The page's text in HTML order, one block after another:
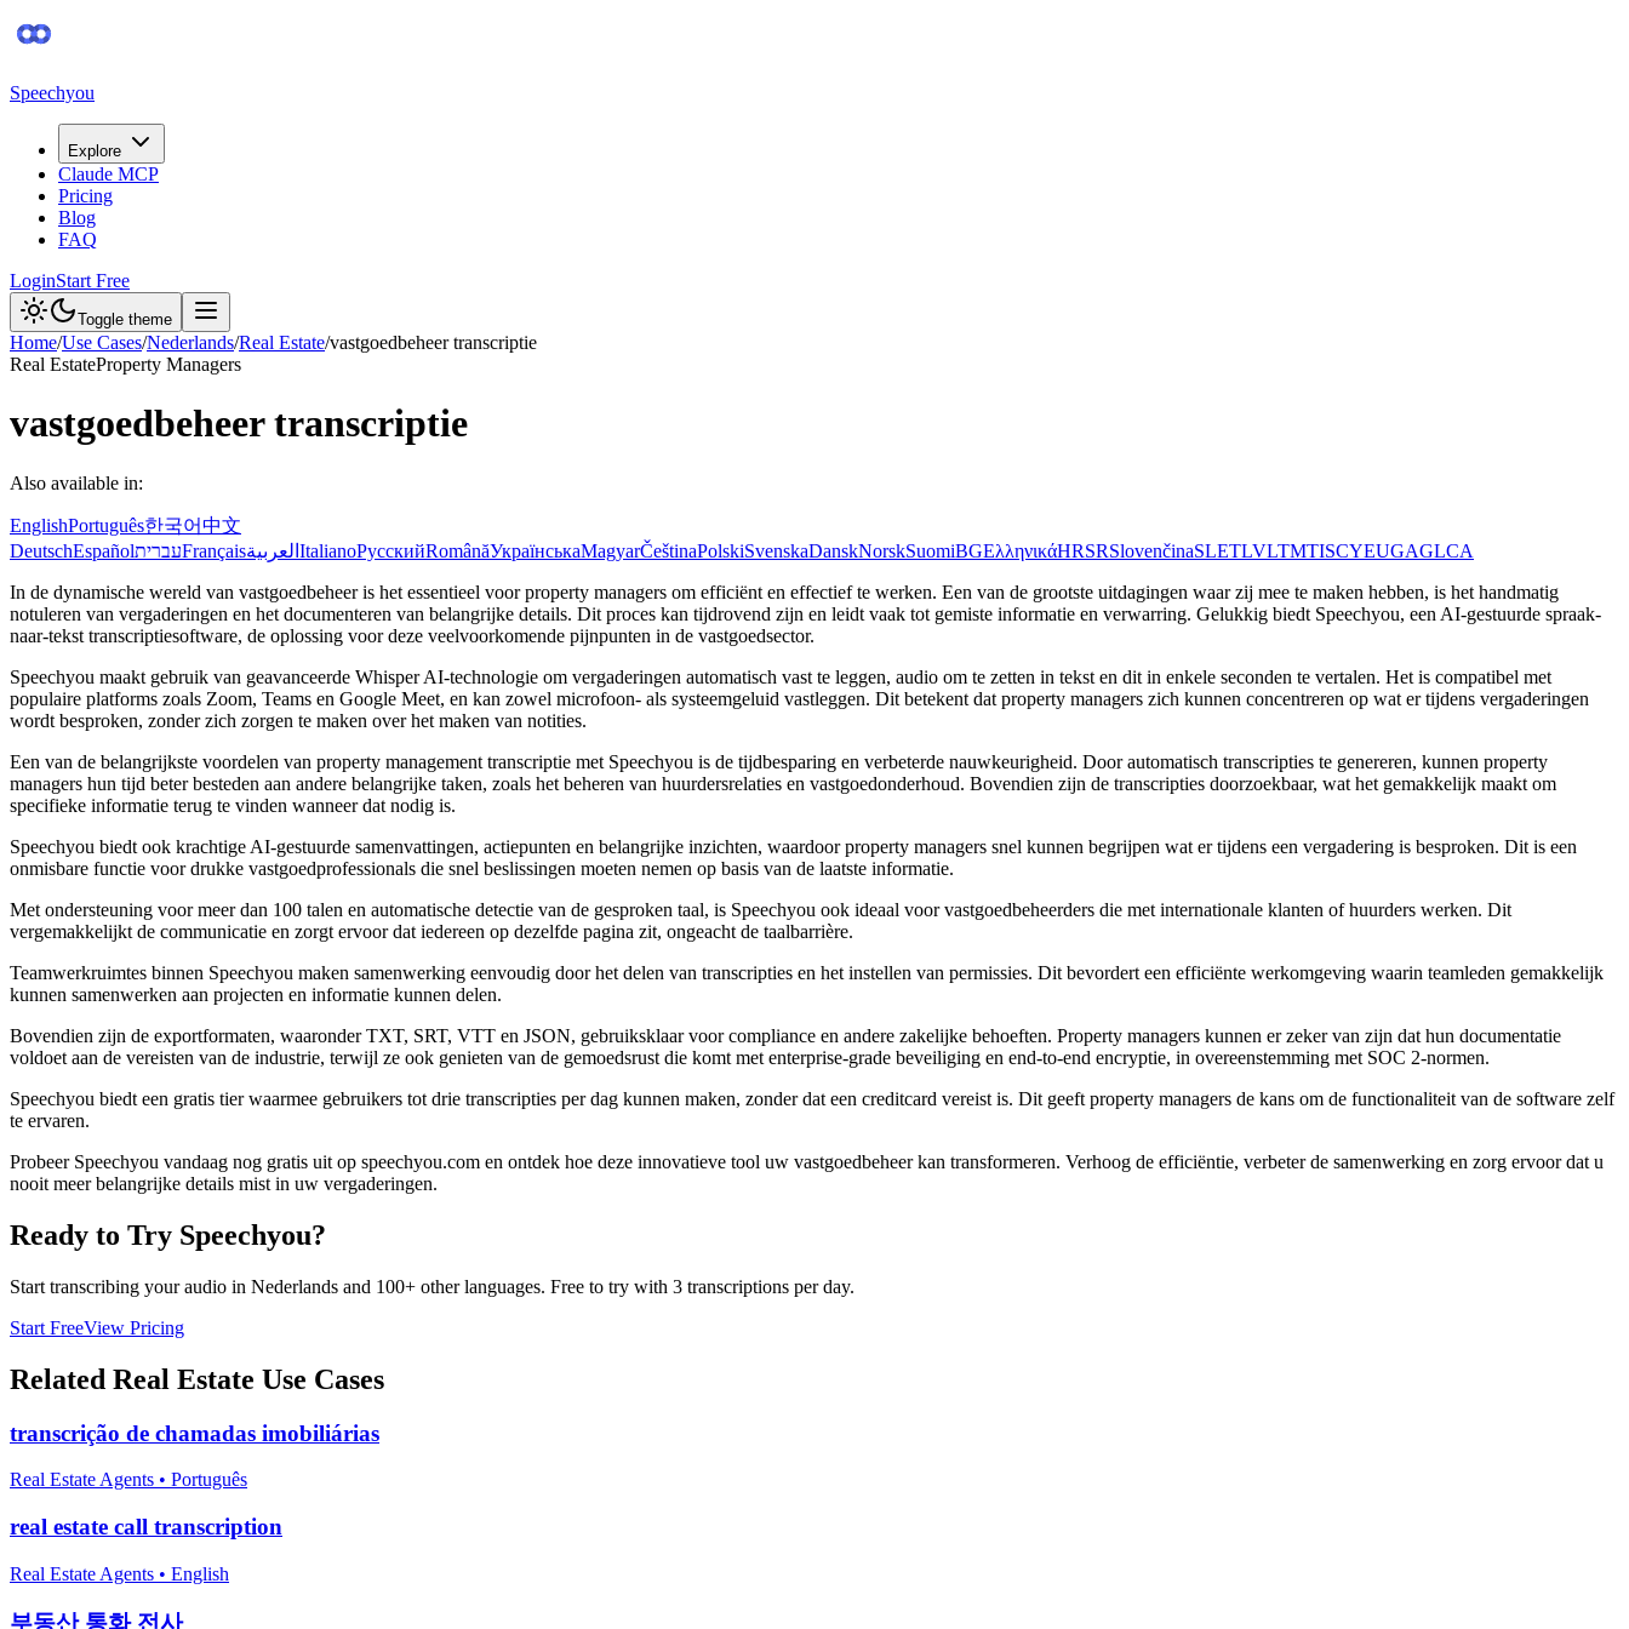
Speechyou
Explore
Claude MCP
Pricing
Blog
FAQ
LoginStart Free
Toggle theme
Home/Use Cases/Nederlands/Real Estate/vastgoedbeheer transcriptie
Real EstateProperty Managers
vastgoedbeheer transcriptie
Also available in:
EnglishPortuguês한국어中文
DeutschEspañolעבריתFrançaisالعربية ItalianoРусскийRomânăУкраїнськаMagyarČeštinaPolskiSvenskaDanskNorskSuomiBGΕλληνικάHRSRSlovenčinaSLETLVLTMTISCYEUGAGLCA
In de dynamische wereld van vastgoedbeheer is het essentieel voor property managers om efficiënt en effectief te werken. Een van de grootste uitdagingen waar zij mee te maken hebben, is het handmatig
notuleren van vergaderingen en het documenteren van belangrijke details. Dit proces kan tijdrovend zijn en leidt vaak tot gemiste informatie en verwarring. Gelukkig biedt Speechyou, een AI-gestuurde spraak-
naar-tekst transcriptiesoftware, de oplossing voor deze veelvoorkomende pijnpunten in de vastgoedsector.
Speechyou maakt gebruik van geavanceerde Whisper AI-technologie om vergaderingen automatisch vast te leggen, audio om te zetten in tekst en dit in enkele seconden te vertalen. Het is compatibel met
populaire platforms zoals Zoom, Teams en Google Meet, en kan zowel microfoon- als systeemgeluid vastleggen. Dit betekent dat property managers zich kunnen concentreren op wat er tijdens vergaderingen
wordt besproken, zonder zich zorgen te maken over het maken van notities.
Een van de belangrijkste voordelen van property management transcriptie met Speechyou is de tijdbesparing en verbeterde nauwkeurigheid. Door automatisch transcripties te genereren, kunnen property
managers hun tijd beter besteden aan andere belangrijke taken, zoals het beheren van huurdersrelaties en vastgoedonderhoud. Bovendien zijn de transcripties doorzoekbaar, wat het gemakkelijk maakt om
specifieke informatie terug te vinden wanneer dat nodig is.
Speechyou biedt ook krachtige AI-gestuurde samenvattingen, actiepunten en belangrijke inzichten, waardoor property managers snel kunnen begrijpen wat er tijdens een vergadering is besproken. Dit is een
onmisbare functie voor drukke vastgoedprofessionals die snel beslissingen moeten nemen op basis van de laatste informatie.
Met ondersteuning voor meer dan 100 talen en automatische detectie van de gesproken taal, is Speechyou ook ideaal voor vastgoedbeheerders die met internationale klanten of huurders werken. Dit
vergemakkelijkt de communicatie en zorgt ervoor dat iedereen op dezelfde pagina zit, ongeacht de taalbarrière.
Teamwerkruimtes binnen Speechyou maken samenwerking eenvoudig door het delen van transcripties en het instellen van permissies. Dit bevordert een efficiënte werkomgeving waarin teamleden gemakkelijk
kunnen samenwerken aan projecten en informatie kunnen delen.
Bovendien zijn de exportformaten, waaronder TXT, SRT, VTT en JSON, gebruiksklaar voor compliance en andere zakelijke behoeften. Property managers kunnen er zeker van zijn dat hun documentatie
voldoet aan de vereisten van de industrie, terwijl ze ook genieten van de gemoedsrust die komt met enterprise-grade beveiliging en end-to-end encryptie, in overeenstemming met SOC 2-normen.
Speechyou biedt een gratis tier waarmee gebruikers tot drie transcripties per dag kunnen maken, zonder dat een creditcard vereist is. Dit geeft property managers de kans om de functionaliteit van de software zelf
te ervaren.
Probeer Speechyou vandaag nog gratis uit op speechyou.com en ontdek hoe deze innovatieve tool uw vastgoedbeheer kan transformeren. Verhoog de efficiëntie, verbeter de samenwerking en zorg ervoor dat u
nooit meer belangrijke details mist in uw vergaderingen.
Ready to Try Speechyou?
Start transcribing your audio in Nederlands and 100+ other languages. Free to try with 3 transcriptions per day.
Start FreeView Pricing
Related Real Estate Use Cases
transcrição de chamadas imobiliárias
Real Estate Agents • Português
real estate call transcription
Real Estate Agents • English
부동산 통화 전사